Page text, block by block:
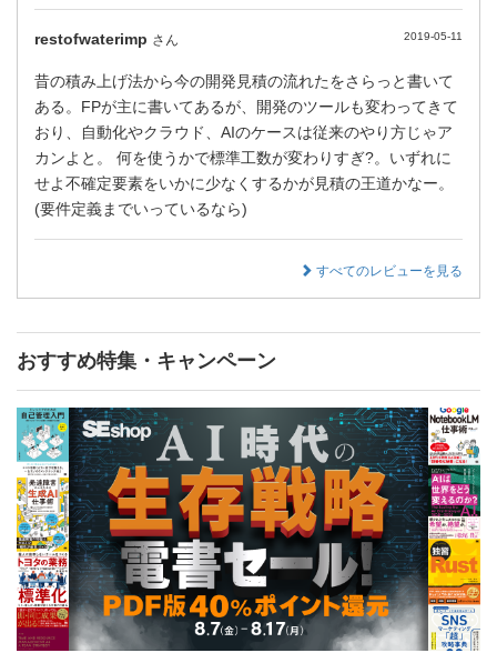
restofwaterimp さん 2019-05-11
昔の積み上げ法から今の開発見積の流れたをさらっと書いて
ある。FPが主に書いてあるが、開発のツールも変わってきて
おり、自動化やクラウド、AIのケースは従来のやり方じゃア
カンよと。 何を使うかで標準工数が変わりすぎ?。いずれに
せよ不確定要素をいかに少なくするかが見積の王道かなー。
(要件定義までいっているなら)
すべてのレビューを見る
おすすめ特集・キャンペーン